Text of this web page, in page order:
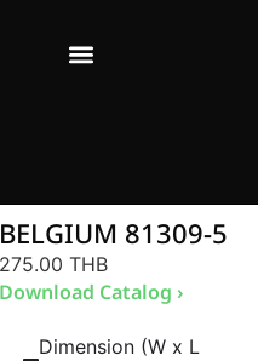
BELGIUM 81309-5
275.00 THB
Download Catalog ›
Dimension (W x L